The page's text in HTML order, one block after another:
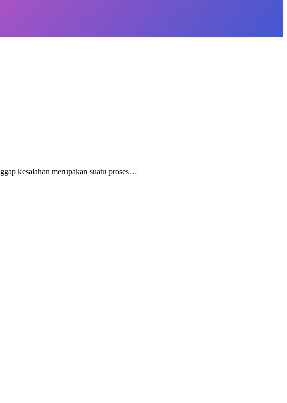
kesalahan merupakan suatu proses…